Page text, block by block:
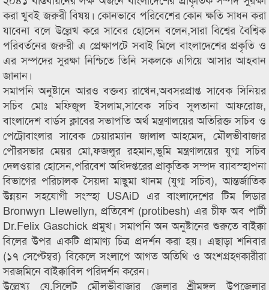
করা খুবই জরুরী বিষয়। কোনভাবে পরিবেশের কোন ক্ষতি সাধন করা
যাবেনা বলে উল্লেখ করে সাবের হোসেন বলেন,সারা বিশ্বের বৈশ্বিক
পরিবর্তনের জরুরী এ প্রেক্ষাপটে সবাই মিলে বাংলাদেশের প্রকৃতি ও
এর সম্পদের সুরক্ষা নিশ্চিতে তিনি সকলকে এগিয়ে আসার আহবান
জানান।
সমাপনি অনুষ্টানে আরও বক্তব্য রাখেন,অবসরপ্রাপ্ত সাবেক সিনিয়র
সচিব মোঃ মফিজুল ইসলাম,সাবেক সচিব সুলতানা আফরোজ,
বাংলাদেশ বার্ডস ক্লাবের সভাপতি অর্থ মন্ত্রণালয়ের অতিরিক্ত সচিব ও
পেট্রোবাংলার সাবেক চেয়ারম্যান জালাল আহমেদ, মৌলভীবাজার
পৌরসভার মেয়র মো,ফজলুর রহমান,ভুমি মন্ত্রণালয়ের যুগ্ম সচিব
দেলওয়ার হোসেন,পরিবেশ অধিদপ্তরের প্রাকৃতিক সম্পদ ব্যাবস্হাপনা
বিভাগের পরিচালক সৈয়দা মাছুমা খানম (যুগ্ম সচিব), আন্তর্জাতিক
উন্নয়ন সহযোগী সংস্হা USAiD এর বাংলাদেশের টিম লিডার
Bronwyn LIewellyn, প্রতিবেশ (protibesh) এর চীফ অব পার্টী
Dr.Felix Gaschick প্রমুখ। সমাপনি অন অনুষ্টানের শুরুতে বাইক্কা
বিলের উপর একটি প্রামাণ্য চিত্র প্রদর্শন করা হয়। এছাড়া শনিবার
(১৭ সেপ্টেম্বর) বিকেলে সংলাপে আগত অতিথি ও অংশগ্রহণকারীরা
সরজমিনে বাইক্কাবিল পরিদর্শন করেন।
উল্লেখ্য যে,সিলেট মৌলভীবাজার জেলার শ্রীমঙ্গল উপজেলার